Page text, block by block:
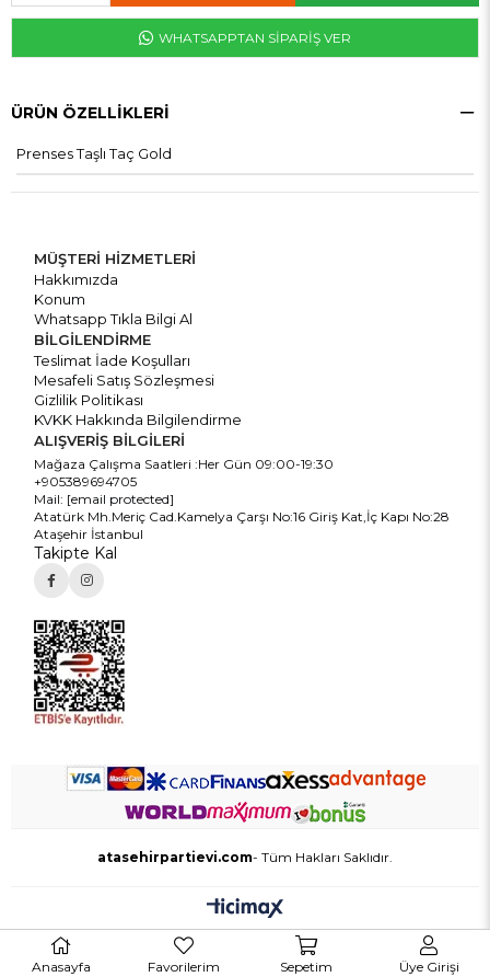
WHATSAPPTAN SİPARİŞ VER
ÜRÜN ÖZELLIKLERI
Prenses Taşlı Taç Gold
MÜŞTERİ HİZMETLERİ
Hakkımızda
Konum
Whatsapp Tıkla Bilgi Al
BİLGİLENDİRME
Teslimat İade Koşulları
Mesafeli Satış Sözleşmesi
Gizlilik Politikası
KVKK Hakkında Bilgilendirme
ALIŞVERİŞ BİLGİLERİ
Mağaza Çalışma Saatleri :Her Gün 09:00-19:30
+905389694705
Mail: [email protected]
Atatürk Mh.Meriç Cad.Kamelya Çarşı No:16 Giriş Kat,İç Kapı No:28
Ataşehir İstanbul
Takipte Kal
atasehirpartievi.com- Tüm Hakları Saklıdır.
Anasayfa Favorilerim Sepetim Üye Girişi